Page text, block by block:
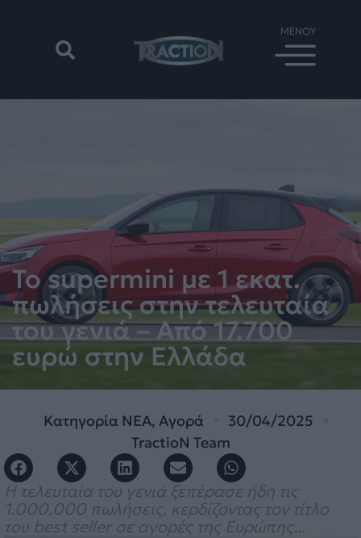
Το supermini με 1 εκατ.
πωλήσεις στην τελευταία
του γενιά – Από 17.700
ευρώ στην Ελλάδα
Κατηγορία ΝΕΑ, Αγορά
30/04/2025
TractioN Team
Η τελευταία του γενιά ξεπέρασε ήδη τις
1.000.000 πωλήσεις, κερδίζοντας τον τίτλο
του best seller σε αγορές της Ευρώπης...